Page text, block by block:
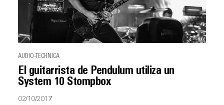
AUDIO-TECHNICA
El guitarrista de Pendulum utiliza un
System 10 Stompbox
02/10/2017